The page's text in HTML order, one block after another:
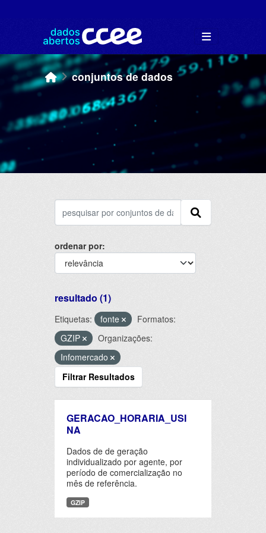
conjuntos de dados
ordenar por
resultado (1)
Etiquetas: fonte
Formatos:
GZIP
Organizações:
Infomercado
Filtrar Resultados
GERACAO_HORARIA_USI
NA
Dados de de geração
individualizado por agente, por
período de comercialização no
mês de referência.
GZIP